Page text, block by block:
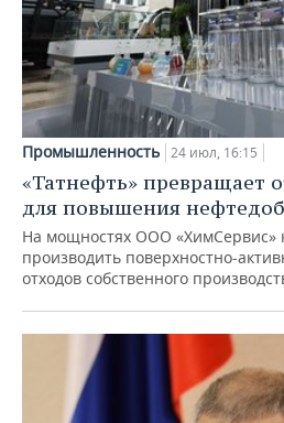
Промышленность 24 июл, 16:15
«Татнефть» превращает
для повышения
На мощностях ООО «ХимСервис»
производить поверхностно-
отходов собственного